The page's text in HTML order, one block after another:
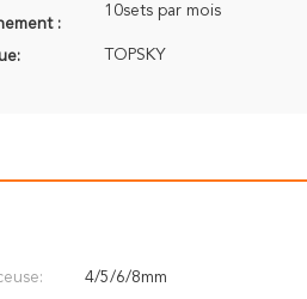
:
10sets par mois
TOPSKY
4/5/6/8mm